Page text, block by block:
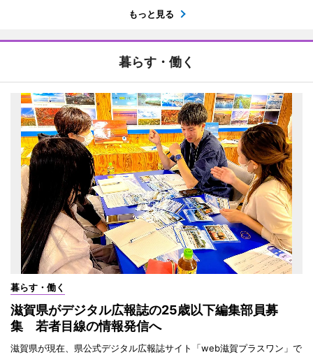
もっと見る
暮らす・働く
暮らす・働く
滋賀県がデジタル広報誌の25歳以下編集部員募
集 若者目線の情報発信へ
滋賀県が現在、県公式デジタル広報誌サイト「web滋賀プラスワン」で